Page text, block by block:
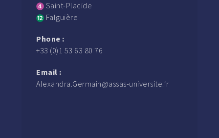
Saint-Placide
Falguière
Phone :
+33 (0)1 53 63 80 76
Email :
Alexandra.Germain@assas-universite.fr